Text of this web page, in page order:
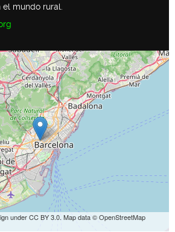
mundo rural.
underCC BY 3.0. Map data ©OpenStreetMap